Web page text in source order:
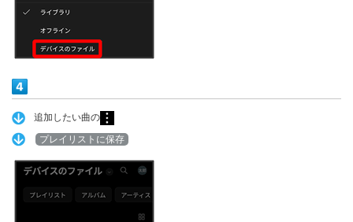
追加したい曲の
プレイリストに保存